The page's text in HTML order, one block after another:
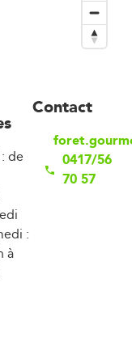
de
:
à
Contact
0417/56
70 57